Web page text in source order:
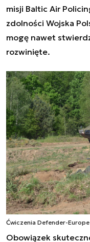
misji Baltic Air
zdolności Wojska
mogę nawet
rozwinięte.
Ćwiczenia Defender-
Obowiązek